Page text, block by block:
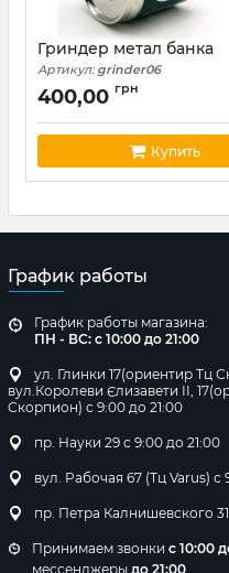
Гриндер метал банка
Артикул:grinder06
400,00 грн
Купить
График работы
График работы магазина:
ПН - ВС: с 10:00 до 21:00
ул. Глинки 17(ориентир Тц
вул.Королеви Єлизавети ІІ,
Скорпион) с 9:00 до 21:00
пр. Науки 29 с 9:00 до 21:00
вул. Рабочая 67 (Тц Varus) с
пр. Петра Калнишевского
Принимаем звонки с 10:00
мессенджеры до 21:00